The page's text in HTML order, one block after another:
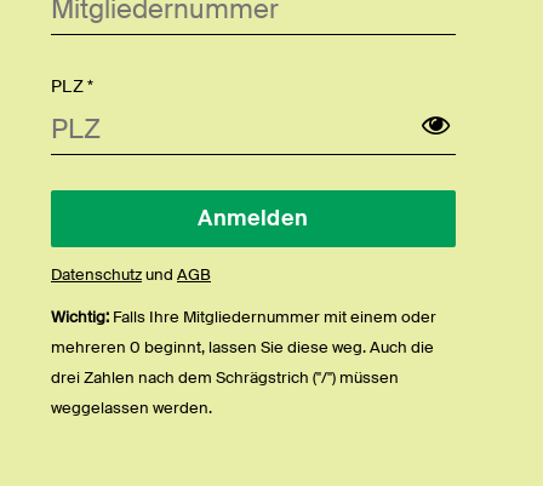
PLZ *
Datenschutzund AGB
Wichtig: Falls Ihre Mitgliedernummer mit einem oder
mehreren 0 beginnt, lassen Sie diese weg. Auch die
drei Zahlen nach dem Schrägstrich ("/") müssen
weggelassen werden.